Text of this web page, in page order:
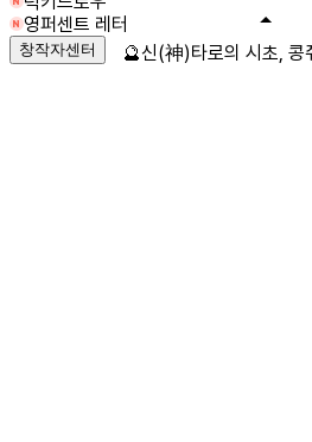
영퍼센트 레터
창작자센터 🔮신(神)타로의 시초, 콩